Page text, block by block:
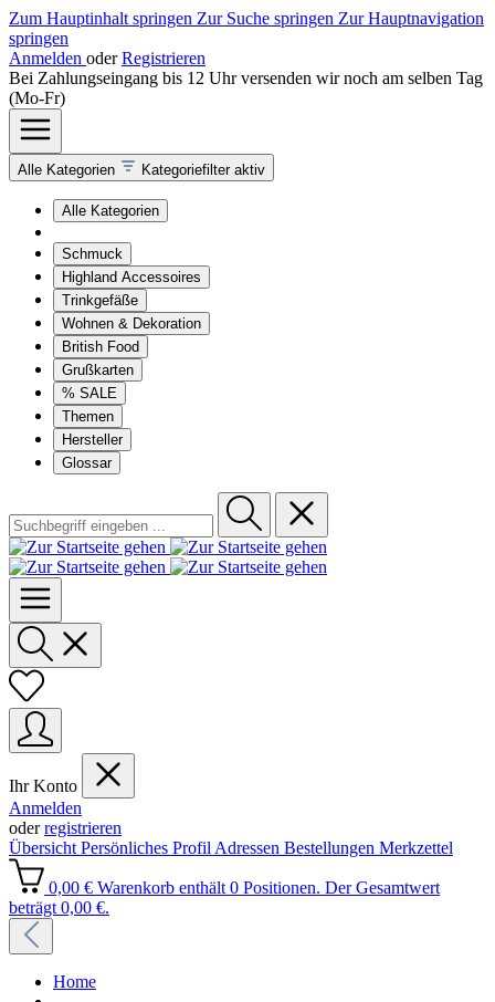
Zum Hauptinhalt springen Zur Suche springen Zur Hauptnavigation
springen
Anmelden oder Registrieren
Bei Zahlungseingang bis 12 Uhr versenden wir noch am selben Tag
(Mo-Fr)
Alle Kategorien Kategoriefilter aktiv
Alle Kategorien
Schmuck
Highland Accessoires
Trinkgefäße
Wohnen & Dekoration
British Food
Grußkarten
% SALE
Themen
Hersteller
Glossar
Ihr Konto
Anmelden
oderregistrieren
Übersicht Persönliches Profil Adressen Bestellungen Merkzettel
0,00 € Warenkorb enthält 0 Positionen. Der Gesamtwert
beträgt 0,00 €.
Home